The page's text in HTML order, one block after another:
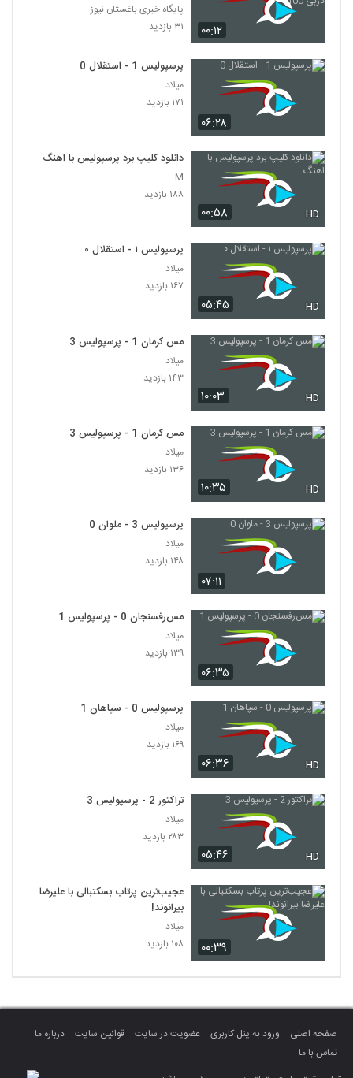
۰۰:۱۲
پایگاه خبری باغستان نیوز
۳۱ بازدید
۰۶:۲۸
پرسپولیس 1 - استقلال 0
میلاد
۱۷۱ بازدید
۰۰:۵۸ HD
دانلود کلیپ برد پرسپولیس با اهنگ
M
۱۸۸ بازدید
۰۵:۴۵ HD
پرسپولیس ۱ - استقلال ۰
میلاد
۱۶۷ بازدید
۱۰:۰۳ HD
مس کرمان 1 - پرسپولیس 3
میلاد
۱۴۳ بازدید
۱۰:۳۵ HD
مس کرمان 1 - پرسپولیس 3
میلاد
۱۳۶ بازدید
۰۷:۱۱
پرسپولیس 3 - ملوان 0
میلاد
۱۴۸ بازدید
۰۶:۳۵
مس‌رفسنجان 0 - پرسپولیس 1
میلاد
۱۳۹ بازدید
۰۶:۳۶ HD
پرسپولیس 0 - سپاهان 1
میلاد
۱۶۹ بازدید
۰۵:۴۶ HD
تراکتور 2 - پرسپولیس 3
میلاد
۲۸۳ بازدید
۰۰:۳۹
عجیب‌ترین پرتاب بسکتبالی با علیرضا
بیرانوند!
میلاد
۱۰۸ بازدید
صفحه اصلی ورود به پنل کاربری عضویت در سایت قوانین سایت
درباره ما
تماس با ما